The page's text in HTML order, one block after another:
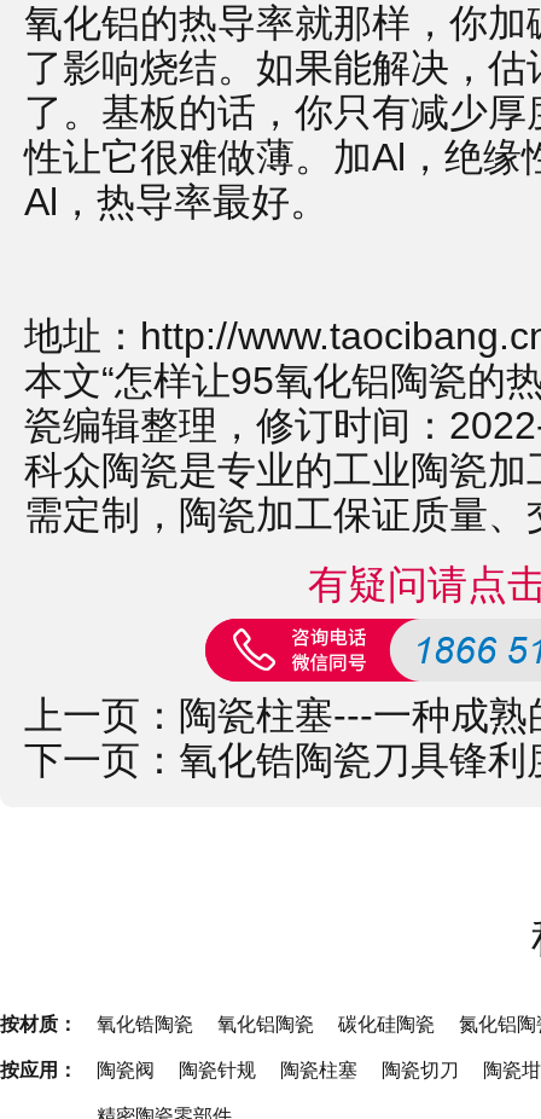
氧化铝的热导率就那样，你
了影响烧结。如果能解决，
了。基板的话，你只有减少
性让它很难做薄。加Al，绝缘
Al，热导率最好。
地址： http://
本文“怎样让95氧化铝陶瓷的
瓷编辑整理，修订时间：
科众陶瓷是专业的工业陶瓷加
需定制， 陶瓷加工保证质量、
有疑问请点
上一页： 陶瓷柱塞---一种成
下一页： 氧化锆陶瓷刀具锋
按材质： 氧化锆陶瓷 氧化铝陶瓷 碳化硅陶瓷 氮化铝陶
按应用： 陶瓷阀 陶瓷针规 陶瓷柱塞 陶瓷切刀 陶瓷